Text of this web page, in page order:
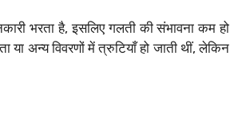
भरता है, इसलिए गलती की संभावना कम हो
या अन्य विवरणों में त्रुटियाँ हो जाती थीं, लेकिन